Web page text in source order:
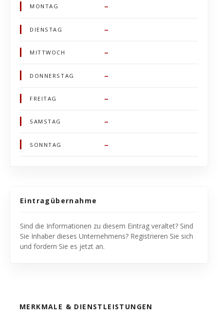
MONTAG –
DIENSTAG –
MITTWOCH –
DONNERSTAG –
FREITAG –
SAMSTAG –
SONNTAG –
Eintragübernahme
Sind die Informationen zu diesem Eintrag veraltet? Sind
Sie Inhaber dieses Unternehmens? Registrieren Sie sich
und fordern Sie es jetzt an.
MERKMALE & DIENSTLEISTUNGEN